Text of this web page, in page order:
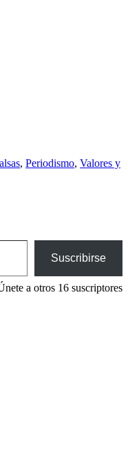
, Periodismo, Valores y
Suscribirse
a otros 16 suscriptores